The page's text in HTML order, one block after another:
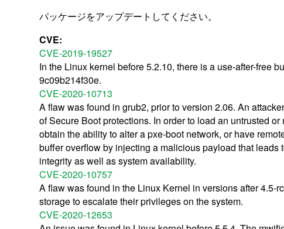
パッケージをアップデートしてください。
CVE:
CVE-2019-19527
In the Linux kernel before 5.2.10, there is a use-after-free
9c09b214f30e.
CVE-2020-10713
A flaw was found in grub2, prior to version 2.06. An
of Secure Boot protections. In order to load an untrusted
obtain the ability to alter a pxe-boot network, or have
buffer overflow by injecting a malicious payload that
integrity as well as system availability.
CVE-2020-10757
A flaw was found in the Linux Kernel in versions after
storage to escalate their privileges on the system.
CVE-2020-12653